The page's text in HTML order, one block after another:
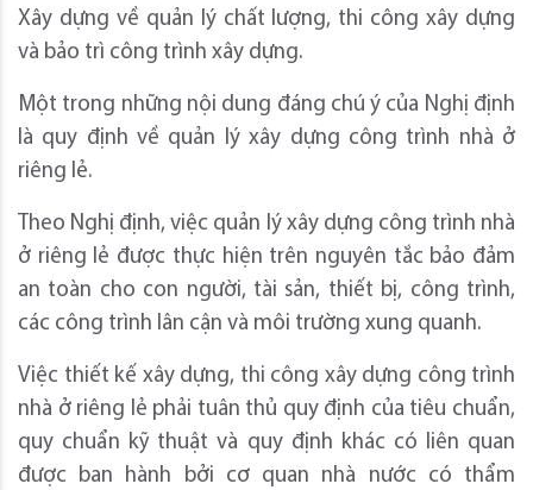
Xây dựng về quản lý chất lượng, thi công xây dựng
và bảo trì công trình xây dựng.
Một trong những nội dung đáng chú ý của Nghị định
là quy định về quản lý xây dựng công trình nhà ở
riêng lẻ.
Theo Nghị định, việc quản lý xây dựng công trình nhà
ở riêng lẻ được thực hiện trên nguyên tắc bảo đảm
an toàn cho con người, tài sản, thiết bị, công trình,
các công trình lân cận và môi trường xung quanh.
Việc thiết kế xây dựng, thi công xây dựng công trình
nhà ở riêng lẻ phải tuân thủ quy định của tiêu chuẩn,
quy chuẩn kỹ thuật và quy định khác có liên quan
được ban hành bởi cơ quan nhà nước có thẩm